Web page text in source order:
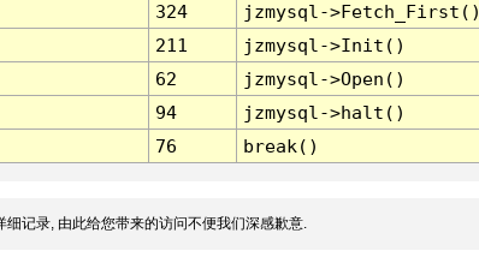
324
jzmysql-
211
jzmysql->Init()
62
jzmysql->Open()
94
jzmysql->halt()
76 break()
记录, 由此给您带来的访问不便我们深感歉意.